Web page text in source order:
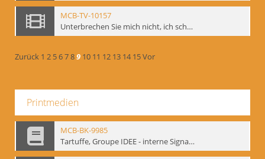
MCB-TV-10157
Unterbrechen Sie mich nicht, ich schweige!, Berlin 2006 - Interne Signatur: BM-vid-127
Zurück 1 2 56789 10 11 12 13 14 15Vor
Printmedien
MCB-BK-9985
Tartuffe, Groupe IDEE - interne Signatur: BM-prt-192